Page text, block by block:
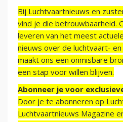
Bij Luchtvaartnieuws en
vind je die betrouwbaarheid.
leveren van het meest
nieuws over de luchtvaart-
maakt ons een onmisbare
een stap voor willen blijven.
Abonneer je voor
Door je te abonneren op
Luchtvaartnieuws Magazine